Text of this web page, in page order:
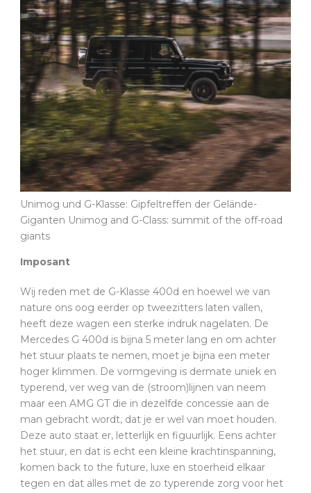
Unimog und G-Klasse: Gipfeltreffen der Gelände-
Giganten Unimog and G-Class: summit of the off-road
giants
Imposant
Wij reden met de G-Klasse 400d en hoewel we van
nature ons oog eerder op tweezitters laten vallen,
heeft deze wagen een sterke indruk nagelaten. De
Mercedes G 400d is bijna 5 meter lang en om achter
het stuur plaats te nemen, moet je bijna een meter
hoger klimmen. De vormgeving is dermate uniek en
typerend, ver weg van de (stroom)lijnen van neem
maar een AMG GT die in dezelfde concessie aan de
man gebracht wordt, dat je er wel van moet houden.
Deze auto staat er, letterlijk en figuurlijk. Eens achter
het stuur, en dat is echt een kleine krachtinspanning,
komen back to the future, luxe en stoerheid elkaar
tegen en dat alles met de zo typerende zorg voor het